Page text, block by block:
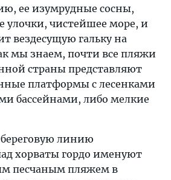
ее изумрудные сосны,
улочки, чистейшее море, и
вездесущую гальку на
мы знаем, почти все пляжи
страны представляют
платформы с лесенками
бассейнами, либо мелкие
линию
хорваты гордо именуют
песчаным пляжем в